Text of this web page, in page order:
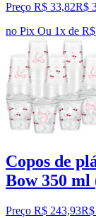
Preço R$ 33,82R$
no Pix Ou 1x de
Copos de
Bow 350 ml
Preço R$ 243,93R$